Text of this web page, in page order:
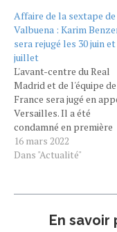
l'affaire de la "sextape" de
son ancien coéquipier
Mathieu Valbuena, sera
du 20 au 22 octobre
le tribunal de…
Affaire de la sextape de
Valbuena : Karim
sera rejugé les 30 juin
juillet
L'avant-centre du Real
Madrid et de l'équipe de
France sera jugé en
Versailles. Il a été
condamné en première
instance à un an de
avec sursis et 75.000
nombre de buts
français en…
16 mars 2022
Dans "Actualité"
En savoir